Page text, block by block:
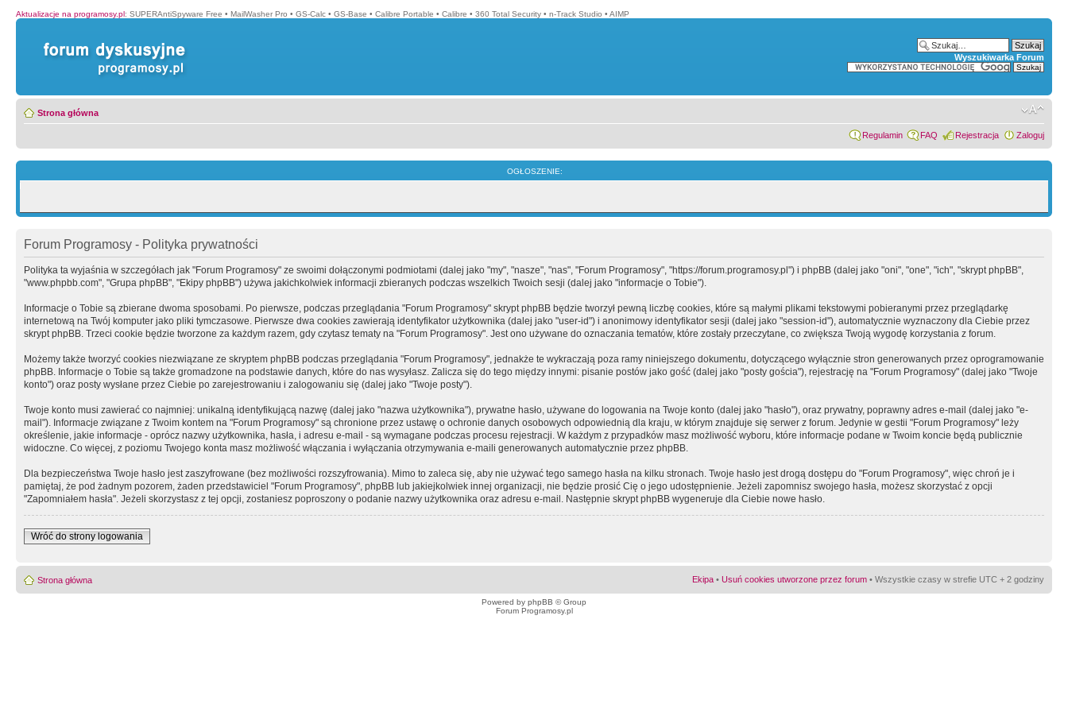
Aktualizacje na programosy.pl: SUPERAntiSpyware Free • MailWasher Pro • GS-Calc • GS-Base • Calibre Portable • Calibre • 360 Total Security • n-Track Studio • AIMP
Wyszukiwarka Forum
Strona główna
Regulamin FAQ Rejestracja Zaloguj
OGŁOSZENIE:
Forum Programosy - Polityka prywatności
Polityka ta wyjaśnia w szczegółach jak "Forum Programosy" ze swoimi dołączonymi podmiotami (dalej jako "my", "nasze", "nas", "Forum Programosy", "https://forum.programosy.pl") i phpBB (dalej jako "oni", "one", "ich", "skrypt phpBB",
"www.phpbb.com", "Grupa phpBB", "Ekipy phpBB") używa jakichkolwiek informacji zbieranych podczas wszelkich Twoich sesji (dalej jako "informacje o Tobie").
Informacje o Tobie są zbierane dwoma sposobami. Po pierwsze, podczas przeglądania "Forum Programosy" skrypt phpBB będzie tworzył pewną liczbę cookies, które są małymi plikami tekstowymi pobieranymi przez przeglądarkę
internetową na Twój komputer jako pliki tymczasowe. Pierwsze dwa cookies zawierają identyfikator użytkownika (dalej jako "user-id") i anonimowy identyfikator sesji (dalej jako "session-id"), automatycznie wyznaczony dla Ciebie przez
skrypt phpBB. Trzeci cookie będzie tworzone za każdym razem, gdy czytasz tematy na "Forum Programosy". Jest ono używane do oznaczania tematów, które zostały przeczytane, co zwiększa Twoją wygodę korzystania z forum.
Możemy także tworzyć cookies niezwiązane ze skryptem phpBB podczas przeglądania "Forum Programosy", jednakże te wykraczają poza ramy niniejszego dokumentu, dotyczącego wyłącznie stron generowanych przez oprogramowanie
phpBB. Informacje o Tobie są także gromadzone na podstawie danych, które do nas wysyłasz. Zalicza się do tego między innymi: pisanie postów jako gość (dalej jako "posty gościa"), rejestrację na "Forum Programosy" (dalej jako "Twoje
konto") oraz posty wysłane przez Ciebie po zarejestrowaniu i zalogowaniu się (dalej jako "Twoje posty").
Twoje konto musi zawierać co najmniej: unikalną identyfikującą nazwę (dalej jako "nazwa użytkownika"), prywatne hasło, używane do logowania na Twoje konto (dalej jako "hasło"), oraz prywatny, poprawny adres e-mail (dalej jako "e-
mail"). Informacje związane z Twoim kontem na "Forum Programosy" są chronione przez ustawę o ochronie danych osobowych odpowiednią dla kraju, w którym znajduje się serwer z forum. Jedynie w gestii "Forum Programosy" leży
określenie, jakie informacje - oprócz nazwy użytkownika, hasła, i adresu e-mail - są wymagane podczas procesu rejestracji. W każdym z przypadków masz możliwość wyboru, które informacje podane w Twoim koncie będą publicznie
widoczne. Co więcej, z poziomu Twojego konta masz możliwość włączania i wyłączania otrzymywania e-maili generowanych automatycznie przez phpBB.
Dla bezpieczeństwa Twoje hasło jest zaszyfrowane (bez możliwości rozszyfrowania). Mimo to zaleca się, aby nie używać tego samego hasła na kilku stronach. Twoje hasło jest drogą dostępu do "Forum Programosy", więc chroń je i
pamiętaj, że pod żadnym pozorem, żaden przedstawiciel "Forum Programosy", phpBB lub jakiejkolwiek innej organizacji, nie będzie prosić Cię o jego udostępnienie. Jeżeli zapomnisz swojego hasła, możesz skorzystać z opcji
"Zapomniałem hasła". Jeżeli skorzystasz z tej opcji, zostaniesz poproszony o podanie nazwy użytkownika oraz adresu e-mail. Następnie skrypt phpBB wygeneruje dla Ciebie nowe hasło.
Wróć do strony logowania
Strona główna Ekipa • Usuń cookies utworzone przez forum • Wszystkie czasy w strefie UTC + 2 godziny
Powered by phpBB © Group
Forum Programosy.pl